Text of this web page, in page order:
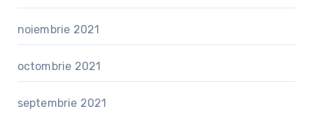
noiembrie 2021
octombrie 2021
septembrie 2021